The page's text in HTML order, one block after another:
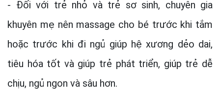
- Đối với trẻ nhỏ và trẻ sơ sinh, chuyên gia
khuyên mẹ nên massage cho bé trước khi tắm
hoặc trước khi đi ngủ giúp hệ xương dẻo dai,
tiêu hóa tốt và giúp trẻ phát triển, giúp trẻ dễ
chịu, ngủ ngon và sâu hơn.